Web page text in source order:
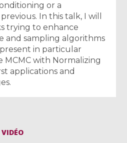
or a
In this talk, I will
trying to enhance
and sampling algorithms
in particular
MCMC with Normalizing
applications and